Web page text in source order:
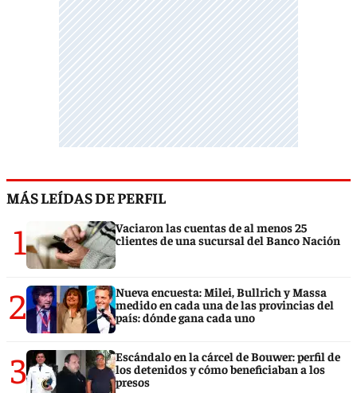
MÁS LEÍDAS DE PERFIL
1
Vaciaron las cuentas de al menos 25
clientes de una sucursal del Banco Nación
2
Nueva encuesta: Milei, Bullrich y Massa
medido en cada una de las provincias del
país: dónde gana cada uno
3
Escándalo en la cárcel de Bouwer: perfil de
los detenidos y cómo beneficiaban a los
presos